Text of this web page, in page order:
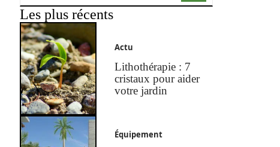
Les plus récents
Actu
Lithothérapie : 7
cristaux pour aider
votre jardin
Équipement